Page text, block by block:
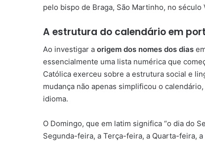
pelo bispo de Braga, São Martinho, no
A estrutura do calendário em
Ao investigar a origem dos nomes dos dias
essencialmente uma lista numérica que
Católica exerceu sobre a estrutura social e
mudança não apenas simplificou o
idioma.
O Domingo, que em latim significa “o dia do
Segunda-feira, a Terça-feira, a Quarta-feira,